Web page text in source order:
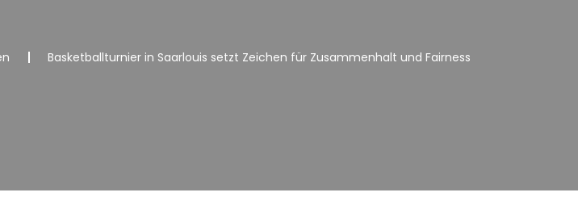
Basketballturnier in Saarlouis setzt Zeichen für Zusammenhalt und Fairness